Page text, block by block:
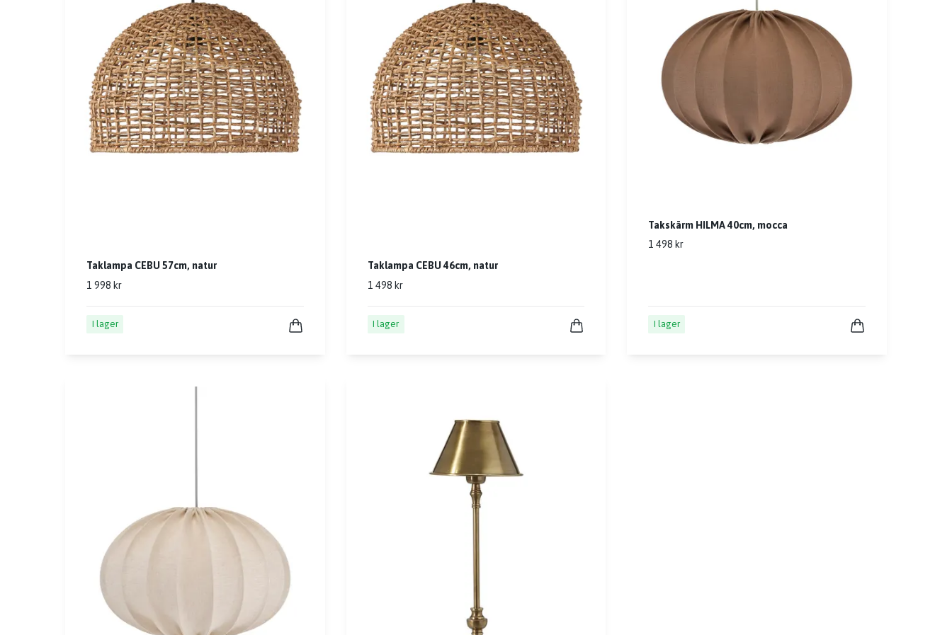
Taklampa CEBU 57cm, natur
1 998 kr
I lager
Taklampa CEBU 46cm, natur
1 498 kr
I lager
Takskärm HILMA 40cm, mocca
1 498 kr
I lager